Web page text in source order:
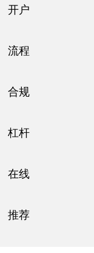
开户
流程
合规
杠杆
在线
推荐